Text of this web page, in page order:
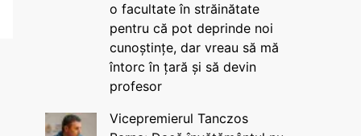
o facultate în străinătate
pentru că pot deprinde noi
cunoștințe, dar vreau să mă
întorc în țară și să devin
profesor
Vicepremierul Tanczos